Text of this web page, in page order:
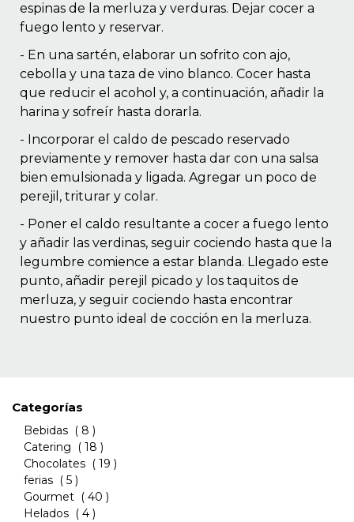
espinas de la merluza y verduras. Dejar cocer a
fuego lento y reservar.
- En una sartén, elaborar un sofrito con ajo,
cebolla y una taza de vino blanco. Cocer hasta
que reducir el acohol y, a continuación, añadir la
harina y sofreír hasta dorarla.
- Incorporar el caldo de pescado reservado
previamente y remover hasta dar con una salsa
bien emulsionada y ligada. Agregar un poco de
perejil, triturar y colar.
- Poner el caldo resultante a cocer a fuego lento
y añadir las verdinas, seguir cociendo hasta que la
legumbre comience a estar blanda. Llegado este
punto, añadir perejil picado y los taquitos de
merluza, y seguir cociendo hasta encontrar
nuestro punto ideal de cocción en la merluza.
Categorías
Bebidas ( 8 )
Catering ( 18 )
Chocolates ( 19 )
ferias ( 5 )
Gourmet ( 40 )
Helados ( 4 )